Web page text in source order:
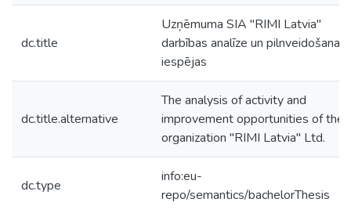
dc.title
Uzņēmuma SIA "RIMI Latvia"
darbības analīze un pilnveidošanas
iespējas
dc.title.alternative
The analysis of activity and
improvement opportunities of the
organization "RIMI Latvia" Ltd.
dc.type
info:eu-
repo/semantics/bachelorThesis